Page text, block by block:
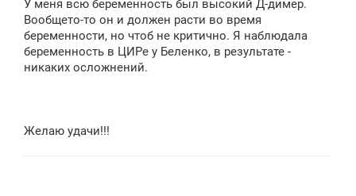
б
щ
н
и
е
У меня всю беременность был высокий Д-димер.
Вообщето-то он и должен расти во время
беременности, но чтоб не критично. Я наблюдала
беременность в ЦИРе у Беленко, в результате -
никаких осложнений.
Желаю удачи!!!